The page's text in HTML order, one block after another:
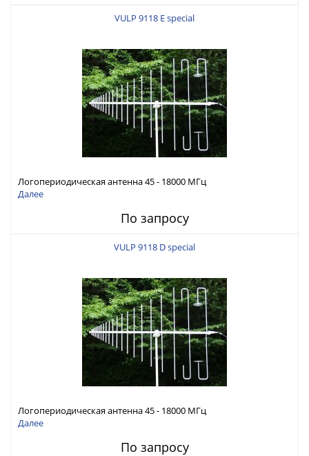
VULP 9118 E special
Логопериодическая антенна 45 - 18000 МГц
Далее
По запросу
VULP 9118 D special
Логопериодическая антенна 45 - 18000 МГц
Далее
По запросу